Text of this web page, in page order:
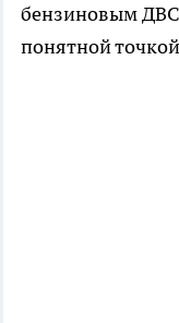
бензиновым
понятной